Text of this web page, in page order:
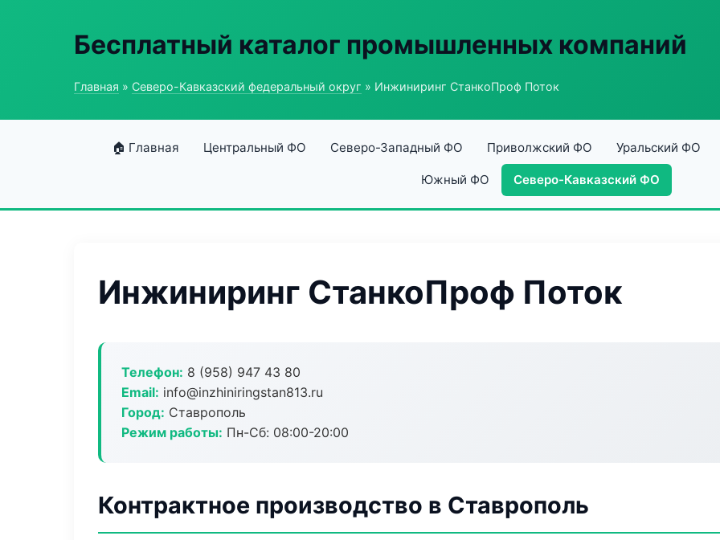
Бесплатный каталог промышленных компаний
Главная » Северо-Кавказский федеральный округ » Инжиниринг СтанкоПроф Поток
🏠 Главная Центральный ФО Северо-Западный ФО Приволжский ФО Уральский ФО
Южный ФО Северо-Кавказский ФО
Инжиниринг СтанкоПроф Поток
Телефон: 8 (958) 947 43 80
Email: info@inzhiniringstan813.ru
Город: Ставрополь
Режим работы: Пн-Сб: 08:00-20:00
Контрактное производство в Ставрополь